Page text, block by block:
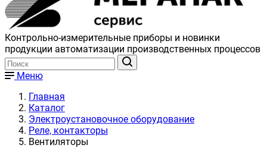
Контрольно-измерительные приборы и новинки
продукции автоматизации производственных процессов
Меню
Главная
Каталог
Электроустановочное оборудование
Реле, контакторы
Вентиляторы